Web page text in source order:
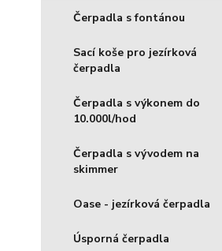
Čerpadla s fontánou
Sací koše pro jezírková
čerpadla
Čerpadla s výkonem do
10.000l/hod
Čerpadla s vývodem na
skimmer
Oase - jezírková čerpadla
Úsporná čerpadla